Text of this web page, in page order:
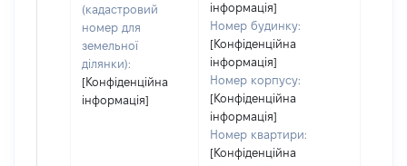
(кадастровий
номер для
земельної
ділянки):
[Конфіденційна
інформація]
інформація]
Номер будинку:
[Конфіденційна
інформація]
Номер корпусу:
[Конфіденційна
інформація]
Номер квартири:
[Конфіденційна